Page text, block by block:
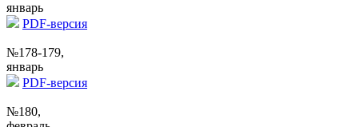
январь
PDF-версия
№178-179,
январь
PDF-версия
№180,